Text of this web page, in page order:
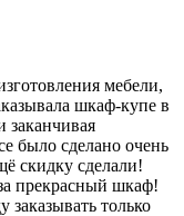
мебели,
шкаф-купе в
заканчивая
было сделано очень
скидку сделали!
прекрасный шкаф!
заказывать только